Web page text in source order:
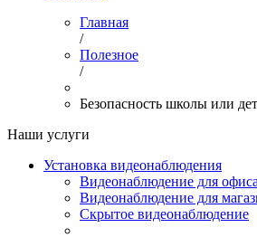
Главная
/
Полезное
/
Безопасность школы или
Наши услуги
Установка видеонаблюдения
Видеонаблюдение для офиса
Видеонаблюдение для
Скрытое видеонаблюдение